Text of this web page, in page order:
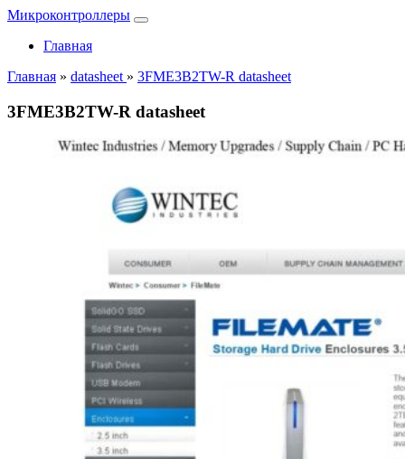
Микроконтроллеры
Главная
Главная » datasheet » 3FME3B2TW-R datasheet
3FME3B2TW-R datasheet